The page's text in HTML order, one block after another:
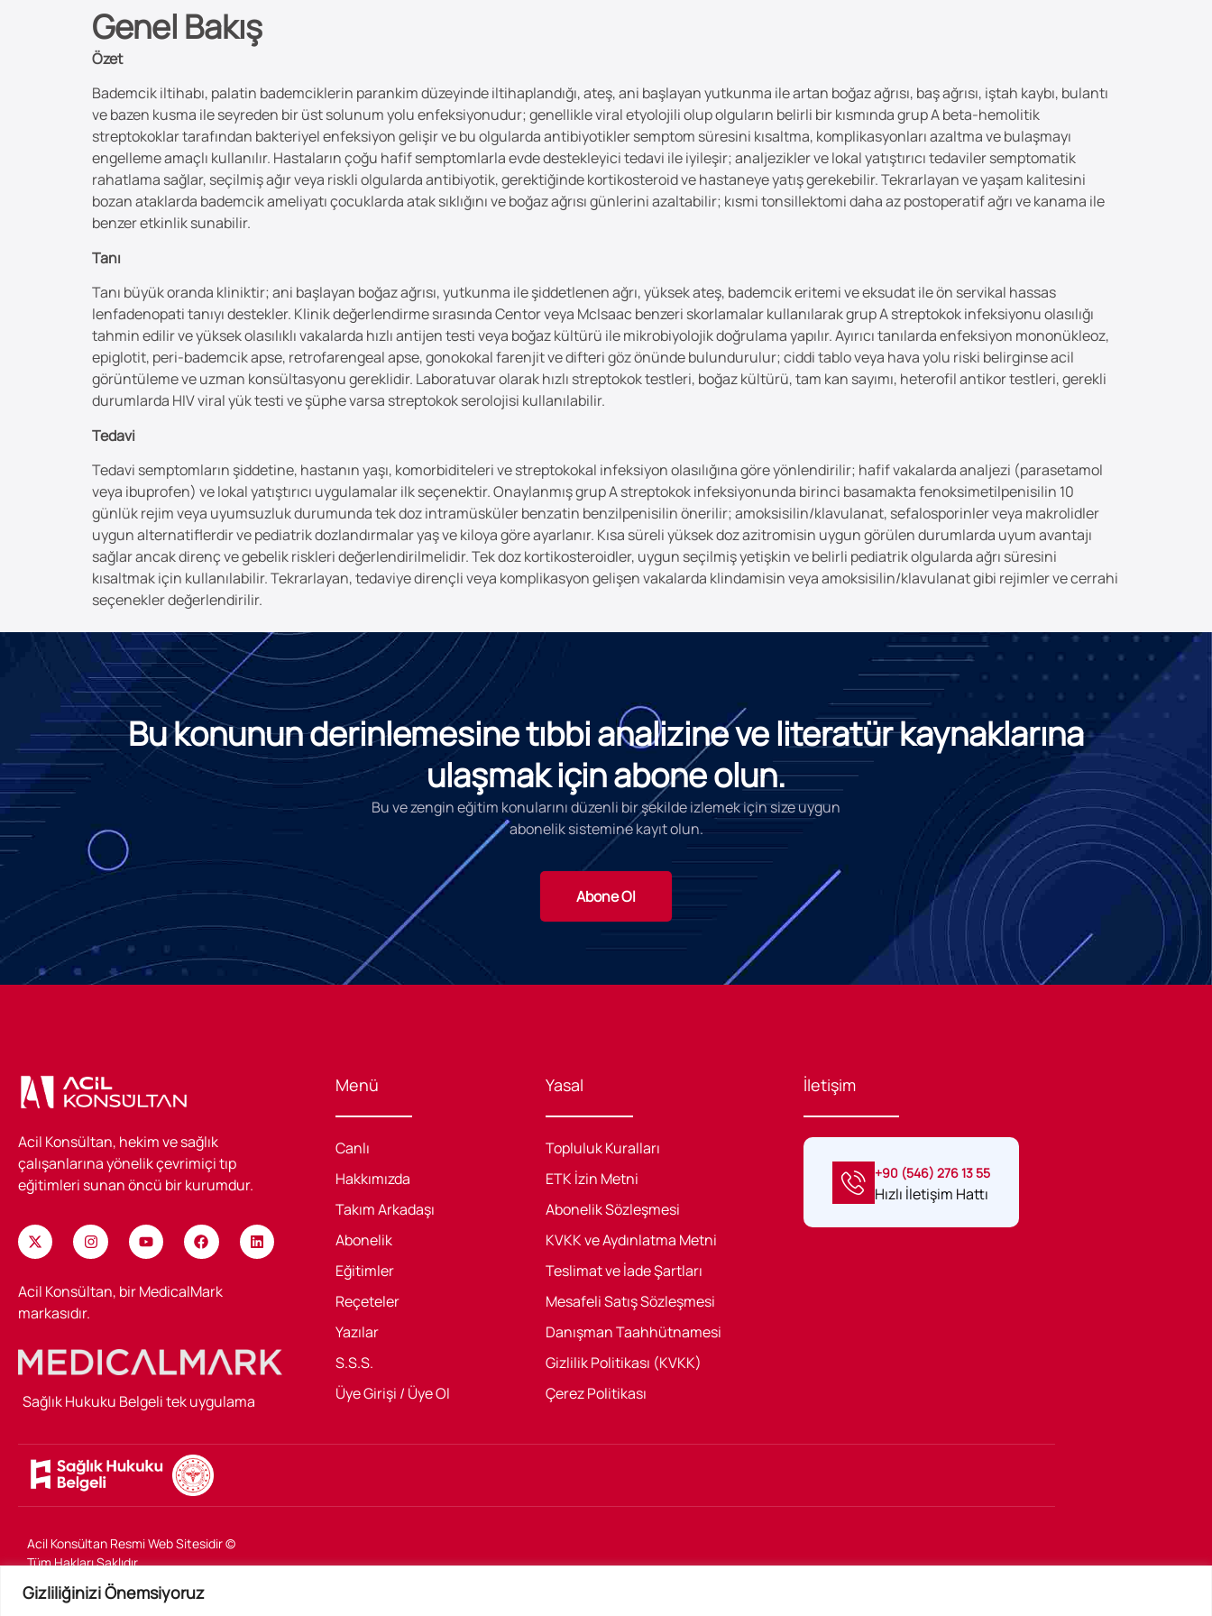
Gizliliğinizi Önemsiyoruz
Genel Bakış
Özet
Bademcik iltihabı, palatin bademciklerin parankim düzeyinde iltihaplandığı, ateş, ani başlayan yutkunma ile artan boğaz ağrısı, baş ağrısı, iştah kaybı, bulantı
ve bazen kusma ile seyreden bir üst solunum yolu enfeksiyonudur; genellikle viral etyolojili olup olguların belirli bir kısmında grup A beta-hemolitik
streptokoklar tarafından bakteriyel enfeksiyon gelişir ve bu olgularda antibiyotikler semptom süresini kısaltma, komplikasyonları azaltma ve bulaşmayı
engelleme amaçlı kullanılır. Hastaların çoğu hafif semptomlarla evde destekleyici tedavi ile iyileşir; analjezikler ve lokal yatıştırıcı tedaviler semptomatik
rahatlama sağlar, seçilmiş ağır veya riskli olgularda antibiyotik, gerektiğinde kortikosteroid ve hastaneye yatış gerekebilir. Tekrarlayan ve yaşam kalitesini
bozan ataklarda bademcik ameliyatı çocuklarda atak sıklığını ve boğaz ağrısı günlerini azaltabilir; kısmi tonsillektomi daha az postoperatif ağrı ve kanama ile
benzer etkinlik sunabilir.
Tanı
Tanı büyük oranda kliniktir; ani başlayan boğaz ağrısı, yutkunma ile şiddetlenen ağrı, yüksek ateş, bademcik eritemi ve eksudat ile ön servikal hassas
lenfadenopati tanıyı destekler. Klinik değerlendirme sırasında Centor veya McIsaac benzeri skorlamalar kullanılarak grup A streptokok infeksiyonu olasılığı
tahmin edilir ve yüksek olasılıklı vakalarda hızlı antijen testi veya boğaz kültürü ile mikrobiyolojik doğrulama yapılır. Ayırıcı tanılarda enfeksiyon mononükleoz,
epiglotit, peri‑bademcik apse, retrofarengeal apse, gonokokal farenjit ve difteri göz önünde bulundurulur; ciddi tablo veya hava yolu riski belirginse acil
görüntüleme ve uzman konsültasyonu gereklidir. Laboratuvar olarak hızlı streptokok testleri, boğaz kültürü, tam kan sayımı, heterofil antikor testleri, gerekli
durumlarda HIV viral yük testi ve şüphe varsa streptokok serolojisi kullanılabilir.
Tedavi
Tedavi semptomların şiddetine, hastanın yaşı, komorbiditeleri ve streptokokal infeksiyon olasılığına göre yönlendirilir; hafif vakalarda analjezi (parasetamol
veya ibuprofen) ve lokal yatıştırıcı uygulamalar ilk seçenektir. Onaylanmış grup A streptokok infeksiyonunda birinci basamakta fenoksimetilpenisilin 10
günlük rejim veya uyumsuzluk durumunda tek doz intramüsküler benzatin benzilpenisilin önerilir; amoksisilin/klavulanat, sefalosporinler veya makrolidler
uygun alternatiflerdir ve pediatrik dozlandırmalar yaş ve kiloya göre ayarlanır. Kısa süreli yüksek doz azitromisin uygun görülen durumlarda uyum avantajı
sağlar ancak direnç ve gebelik riskleri değerlendirilmelidir. Tek doz kortikosteroidler, uygun seçilmiş yetişkin ve belirli pediatrik olgularda ağrı süresini
kısaltmak için kullanılabilir. Tekrarlayan, tedaviye dirençli veya komplikasyon gelişen vakalarda klindamisin veya amoksisilin/klavulanat gibi rejimler ve cerrahi
seçenekler değerlendirilir.
Bu konunun derinlemesine tıbbi analizine ve literatür kaynaklarına
ulaşmak için abone olun.
Bu ve zengin eğitim konularını düzenli bir şekilde izlemek için size uygun
abonelik sistemine kayıt olun.
Abone Ol
Acil Konsültan, hekim ve sağlık
çalışanlarına yönelik çevrimiçi tıp
eğitimleri sunan öncü bir kurumdur.
Acil Konsültan, bir MedicalMark
markasıdır.
Menü
Canlı
Hakkımızda
Takım Arkadaşı
Abonelik
Eğitimler
Reçeteler
Yazılar
S.S.S.
Üye Girişi / Üye Ol
Yasal
Topluluk Kuralları
ETK İzin Metni
Abonelik Sözleşmesi
KVKK ve Aydınlatma Metni
Teslimat ve İade Şartları
Mesafeli Satış Sözleşmesi
Danışman Taahhütnamesi
Gizlilik Politikası (KVKK)
Çerez Politikası
İletişim
+90 (546) 276 13 55
Hızlı İletişim Hattı
Sağlık Hukuku Belgeli tek uygulama
Acil Konsültan Resmi Web Sitesidir ©
Tüm Hakları Saklıdır